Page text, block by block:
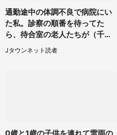
通勤途中の体調不良で病院にい
た私。診察の順番を待ってた
ら、待合室の老人たちが（千葉
県・50代男性）
Jタウンネット読者